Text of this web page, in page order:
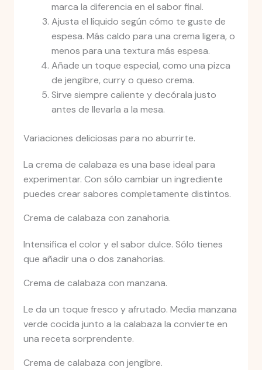
marca la diferencia en el sabor final.
Ajusta el líquido según cómo te guste de
espesa. Más caldo para una crema ligera, o
menos para una textura más espesa.
Añade un toque especial, como una pizca
de jengibre, curry o queso crema.
Sirve siempre caliente y decórala justo
antes de llevarla a la mesa.
Variaciones deliciosas para no aburrirte.
La crema de calabaza es una base ideal para
experimentar. Con sólo cambiar un ingrediente
puedes crear sabores completamente distintos.
Crema de calabaza con zanahoria.
Intensifica el color y el sabor dulce. Sólo tienes
que añadir una o dos zanahorias.
Crema de calabaza con manzana.
Le da un toque fresco y afrutado. Media manzana
verde cocida junto a la calabaza la convierte en
una receta sorprendente.
Crema de calabaza con jengibre.